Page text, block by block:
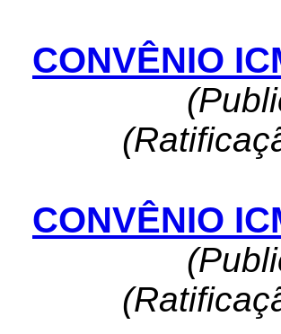
CONVÊNIO
CONVÊNIO